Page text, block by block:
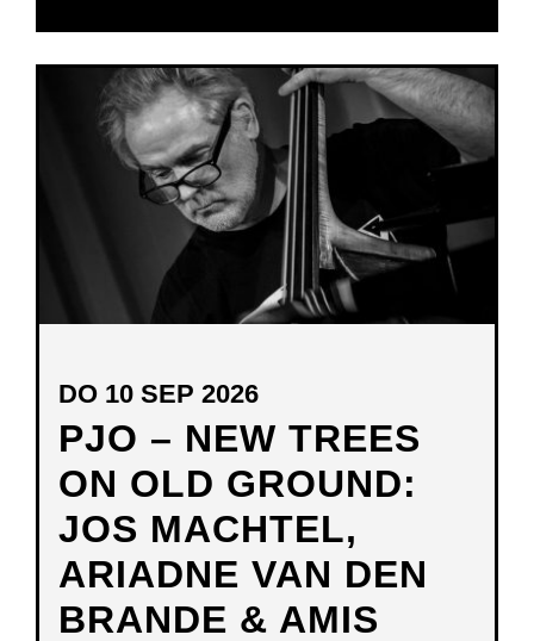
PJO – NEW TREES
ON OLD GROUND:
JOS MACHTEL,
ARIADNE VAN DEN
BRANDE & AMIS
DO 10 SEP 2026